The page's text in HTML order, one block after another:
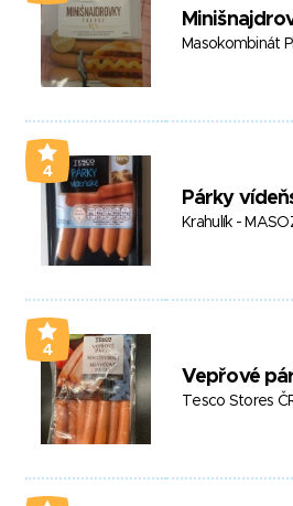
Masokombinát
4
Párky
Krahulík -
4
Vepřové
Tesco Stores